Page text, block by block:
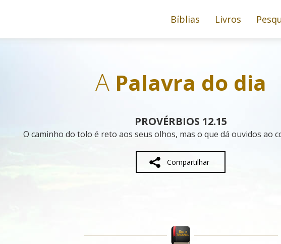
Bíblias Livros
APalavra do dia
PROVÉRBIOS 12.15
O caminho do tolo é reto aos seus olhos, mas o que dá ouvidos ao
Compartilhar